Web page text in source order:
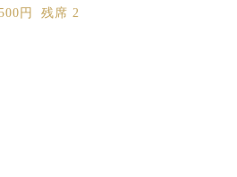
円 残席 2